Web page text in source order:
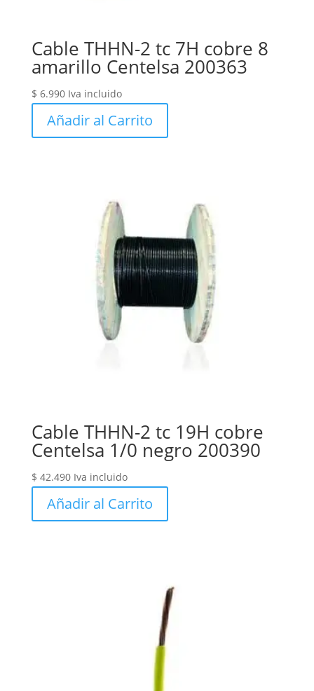
Cable THHN-2 tc 7H cobre 8
amarillo Centelsa 200363
$ 6.990 Iva incluido
Añadir al Carrito
Cable THHN-2 tc 19H cobre
Centelsa 1/0 negro 200390
$ 42.490 Iva incluido
Añadir al Carrito